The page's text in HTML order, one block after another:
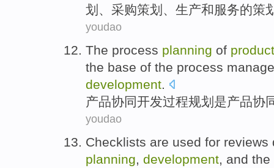
划、 采购策划、 生产和服务的策
youdao
The process planning of product
the base of the process
development.
产品协同开发过程规划 是产品协
youdao
Checklists are used for reviews
planning development and the